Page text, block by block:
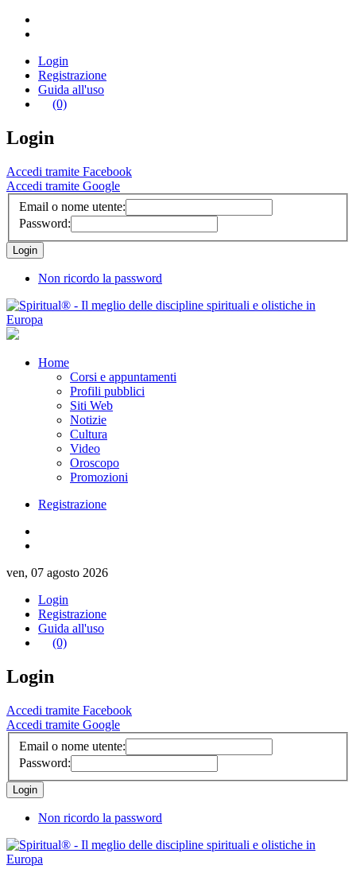
Login
Registrazione
Guida all'uso
(0)
Login
Accedi tramite Facebook
Accedi tramite Google
Email o nome utente:
Password:
Non ricordo la password
Home
Corsi e appuntamenti
Profili pubblici
Siti Web
Notizie
Cultura
Video
Oroscopo
Promozioni
Registrazione
ven, 07 agosto 2026
Login
Registrazione
Guida all'uso
(0)
Login
Accedi tramite Facebook
Accedi tramite Google
Email o nome utente:
Password:
Non ricordo la password